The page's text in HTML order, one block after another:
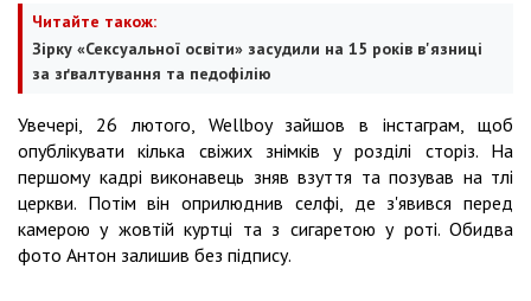
Читайте також:
Зірку «Сексуальної освіти» засудили на 15 років в'язниці
за зґвалтування та педофілію
Увечері, 26 лютого, Wellboy зайшов в інстаграм, щоб
опублікувати кілька свіжих знімків у розділі сторіз. На
першому кадрі виконавець зняв взуття та позував на тлі
церкви. Потім він оприлюднив селфі, де з'явився перед
камерою у жовтій куртці та з сигаретою у роті. Обидва
фото Антон залишив без підпису.